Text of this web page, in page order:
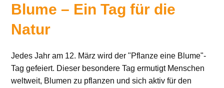
Blume – Ein Tag für die
Natur
Jedes Jahr am 12. März wird der "Pflanze eine Blume"-
Tag gefeiert. Dieser besondere Tag ermutigt Menschen
weltweit, Blumen zu pflanzen und sich aktiv für den